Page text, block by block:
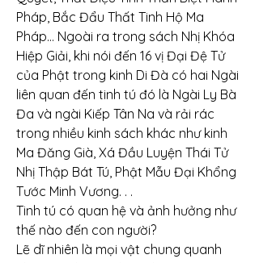
Pháp, Bắc Đẩu Thất Tinh Hộ Ma
Pháp… Ngoài ra trong sách Nhị Khóa
Hiệp Giải, khi nói đến 16 vị Đại Đệ Tử
của Phật trong kinh Di Đà có hai Ngài
liên quan đến tinh tú đó là Ngài Ly Bà
Đa và ngài Kiếp Tân Na và rải rác
trong nhiều kinh sách khác như kinh
Ma Đăng Già, Xá Đầu Luyện Thái Tử
Nhị Thập Bát Tú, Phật Mẫu Đại Khổng
Tước Minh Vương. . .
Tinh tú có quan hệ và ảnh hưởng như
thế nào đến con người?
Lẽ dĩ nhiên là mọi vật chung quanh